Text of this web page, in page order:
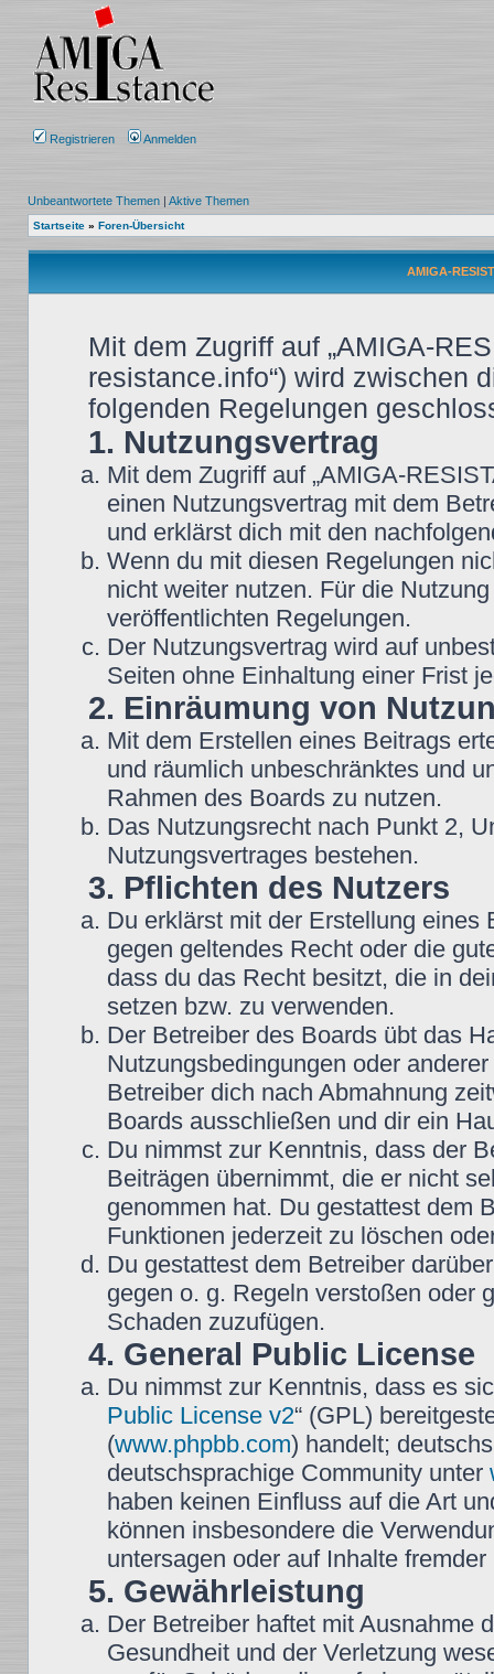
Registrieren Anmelden
Unbeantwortete Themen | Aktive Themen
Startseite » Foren-Übersicht
AMIGA-
Mit dem Zugriff auf „AMIGA-
resistance.info“) wird zwischen
folgenden Regelungen
1. Nutzungsvertrag
Mit dem Zugriff auf „AMIGA-
einen Nutzungsvertrag mit dem
und erklärst dich mit den
Wenn du mit diesen Regelungen
nicht weiter nutzen. Für die
veröffentlichten Regelungen.
Der Nutzungsvertrag wird auf
Seiten ohne Einhaltung einer Frist
2. Einräumung von
Mit dem Erstellen eines Beitrags
und räumlich unbeschränktes und
Rahmen des Boards zu nutzen.
Das Nutzungsrecht nach Punkt 2,
Nutzungsvertrages bestehen.
3. Pflichten des Nutzers
Du erklärst mit der Erstellung eines
gegen geltendes Recht oder die
dass du das Recht besitzt, die in
setzen bzw. zu verwenden.
Der Betreiber des Boards übt das
Nutzungsbedingungen oder
Betreiber dich nach Abmahnung
Boards ausschließen und dir ein
Du nimmst zur Kenntnis, dass der
Beiträgen übernimmt, die er nicht
genommen hat. Du gestattest dem
Funktionen jederzeit zu löschen
Du gestattest dem Betreiber
gegen o. g. Regeln verstoßen oder
Schaden zuzufügen.
4. General Public License
Du nimmst zur Kenntnis, dass es
Public License v2“ (GPL)
(www.phpbb.com) handelt;
deutschsprachige Community unter
haben keinen Einfluss auf die Art
können insbesondere die
untersagen oder auf Inhalte
5. Gewährleistung
Der Betreiber haftet mit Ausnahme
Gesundheit und der Verletzung